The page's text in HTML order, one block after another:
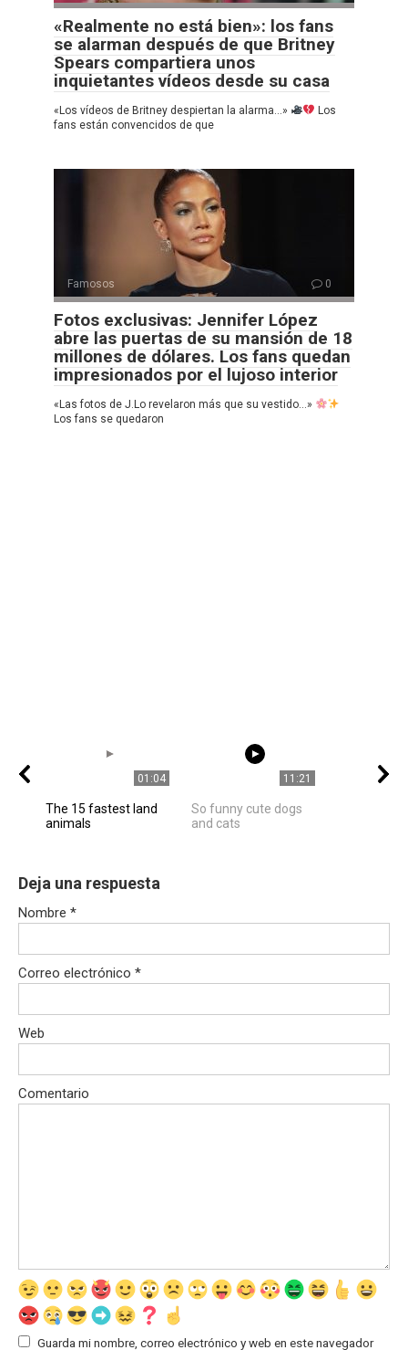
«Realmente no está bien»: los fans
se alarman después de que Britney
Spears compartiera unos
inquietantes vídeos desde su casa
«Los vídeos de Britney despiertan la alarma…»
Los
fans están convencidos de que
Famosos 0
Fotos exclusivas: Jennifer López
abre las puertas de su mansión de 18
millones de dólares. Los fans quedan
impresionados por el lujoso interior
«Las fotos de J.Lo revelaron más que su vestido…»
Los fans se quedaron
01:04
The 15 fastest land
animals
11:21
So funny cute dogs
and cats
Deja una respuesta
Nombre *
Correo electrónico *
Web
Comentario
Guarda mi nombre, correo electrónico y web en este navegador